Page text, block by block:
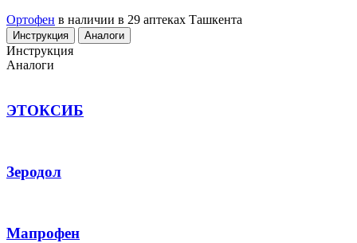
Ортофен в наличии в 29 аптеках Ташкента
Инструкция Аналоги
Инструкция
Аналоги
ЭТОКСИБ
Зеродол
Мапрофен